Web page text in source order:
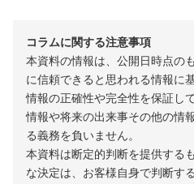
コラムに関する注意事項
本資料の情報は、公開日時点の
に信頼できると思われる情報に
情報の正確性や完全性を保証し
情報や将来の出来事その他の情
る義務を負いません。
本資料は断定的判断を提供する
な決定は、お客様自身で判断す